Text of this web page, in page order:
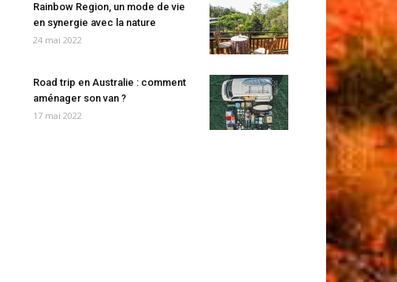
Rainbow Region, un mode de vie
en synergie avec la nature
24 mai 2022
Road trip en Australie : comment
aménager son van ?
17 mai 2022